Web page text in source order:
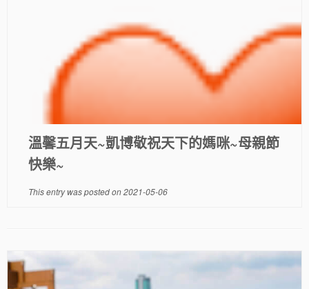
溫馨五月天~凱博敬祝天下的媽咪~母親節
快樂~
This entry was posted on2021-05-06